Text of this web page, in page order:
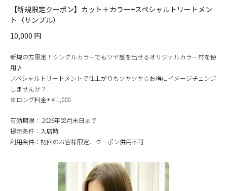
【新規限定クーポン】カット＋カラー+スペシャルトリートメン
ト（サンプル）
10,000 円
新規の方限定！シングルカラーでもツヤ感を出せるオリジナルカラー材を使
用♪
スペシャルトリートメントで仕上がりもツヤツヤ☆お得にイメージチェンジ
しませんか？
※ロング料金+￥1,000
有効期限： 2026年08月末日まで
提示条件： 入店時
利用条件： 初回のお客様限定、クーポン併用不可